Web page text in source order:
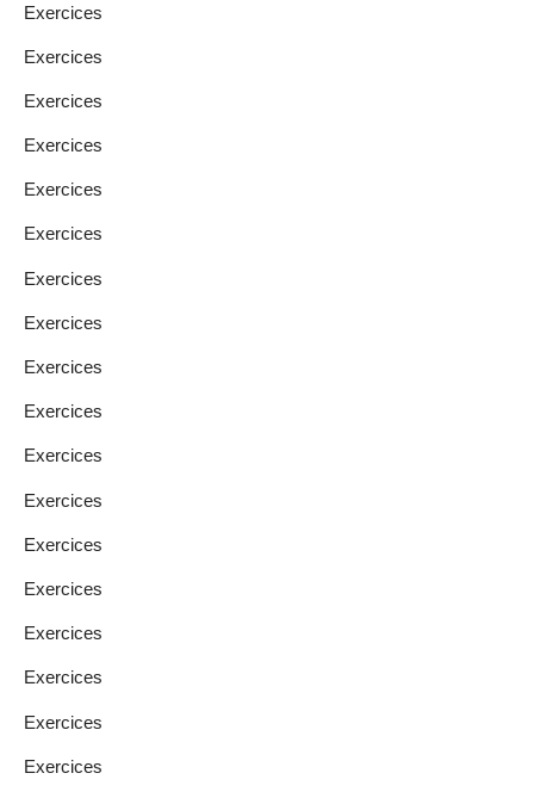
Exercices
Exercices
Exercices
Exercices
Exercices
Exercices
Exercices
Exercices
Exercices
Exercices
Exercices
Exercices
Exercices
Exercices
Exercices
Exercices
Exercices
Exercices